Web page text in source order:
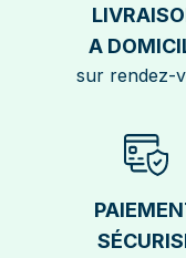
A
sur rendez-